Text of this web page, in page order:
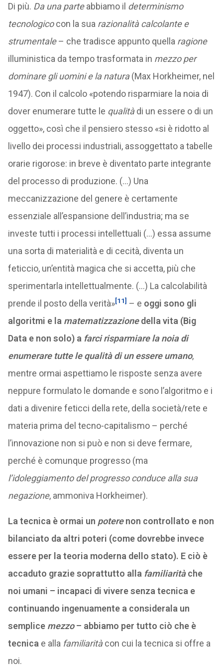
Di più. Da una parteabbiamo il determinismo
tecnologicocon la sua razionalità calcolante e
strumentale– che tradisce appunto quella ragione
illuministica da tempo trasformata in mezzo per
dominare gli uomini e la natura(Max Horkheimer, nel
1947). Con il calcolo «potendo risparmiare la noia di
dover enumerare tutte le qualitàdi un essere o di un
oggetto», così che il pensiero stesso «si è ridotto al
livello dei processi industriali, assoggettato a tabelle
orarie rigorose: in breve è diventato parte integrante
del processo di produzione. (…) Una
meccanizzazione del genere è certamente
essenziale all’espansione dell’industria; ma se
investe tutti i processi intellettuali (…) essa assume
una sorta di materialità e di cecità, diventa un
feticcio, un’entità magica che si accetta, più che
sperimentarla intellettualmente. (…) La calcolabilità
prende il posto della verità»[11] – e oggi sono gli
algoritmi e la matematizzazionedella vita (Big
Data e non solo) a farci risparmiare la noia di
enumerare tutte le qualità di un essere umano,
mentre ormai aspettiamo le risposte senza avere
neppure formulato le domande e sono l’algoritmo e i
dati a divenire feticci della rete, della società/rete e
materia prima del tecno-capitalismo – perché
l’innovazione non si può e non si deve fermare,
perché è comunque progresso (ma
l’idoleggiamento del progresso conduce alla sua
negazione, ammoniva Horkheimer).
La tecnica è ormai un poterenon controllato e non
bilanciato da altri poteri (come dovrebbe invece
essere per la teoria moderna dello stato). E ciò è
accaduto grazie soprattutto alla familiaritàche
noi umani – incapaci di vivere senza tecnica e
continuando ingenuamente a considerala un
semplice mezzo– abbiamo per tutto ciò che è
tecnica e alla familiaritàcon cui la tecnica si offre a
noi.